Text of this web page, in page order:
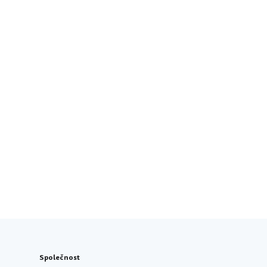
Společnost